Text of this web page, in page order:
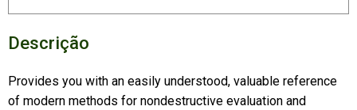
Descrição
Provides you with an easily understood, valuable reference
of modern methods for nondestructive evaluation and